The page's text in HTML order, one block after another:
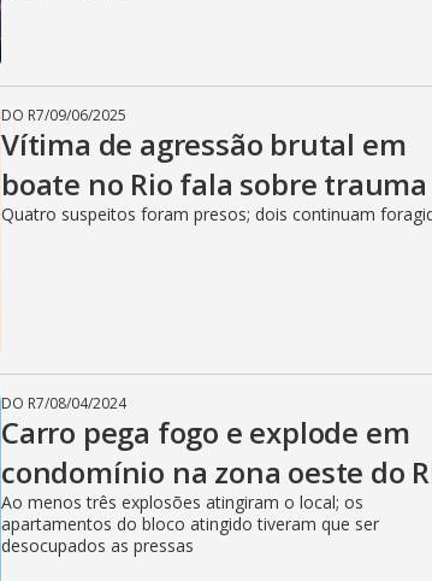
DO R7/09/06/2025
Vítima de agressão brutal em
boate no Rio fala sobre trauma
Quatro suspeitos foram presos; dois continuam
DO R7/08/04/2024
Carro pega fogo e explode em
condomínio na zona oeste do
Ao menos três explosões atingiram o local; os
apartamentos do bloco atingido tiveram que ser
desocupados as pressas